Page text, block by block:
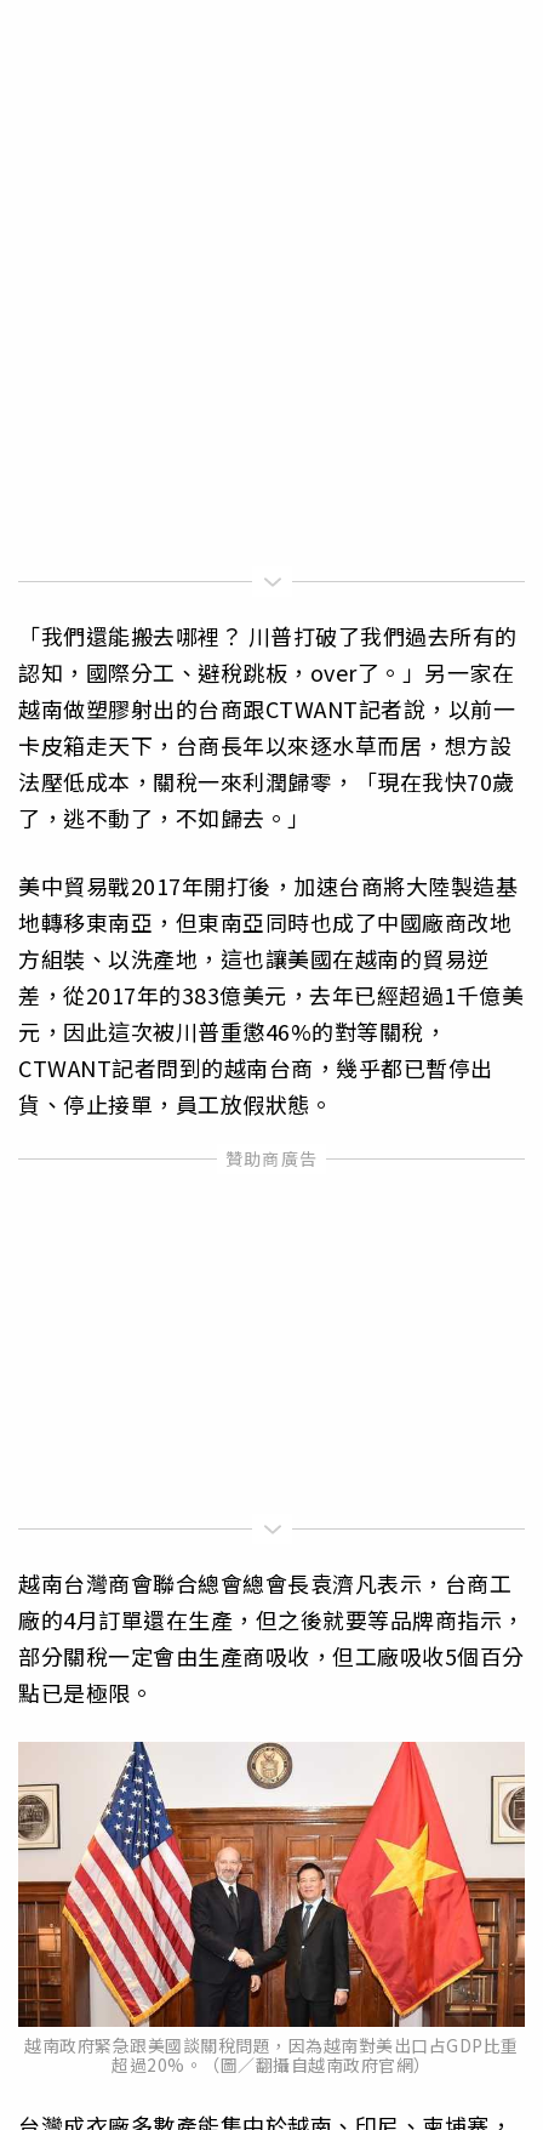
「我們還能搬去哪裡？ 川普打破了我們過去所有的
認知，國際分工、避稅跳板，over了。」另一家在
越南做塑膠射出的台商跟CTWANT記者說，以前一
卡皮箱走天下，台商長年以來逐水草而居，想方設
法壓低成本，關稅一來利潤歸零，「現在我快70歲
了，逃不動了，不如歸去。」
美中貿易戰2017年開打後，加速台商將大陸製造基
地轉移東南亞，但東南亞同時也成了中國廠商改地
方組裝、以洗產地，這也讓美國在越南的貿易逆
差，從2017年的383億美元，去年已經超過1千億美
元，因此這次被川普重懲46%的對等關稅，
CTWANT記者問到的越南台商，幾乎都已暫停出
貨、停止接單，員工放假狀態。
越南台灣商會聯合總會總會長袁濟凡表示，台商工
廠的4月訂單還在生產，但之後就要等品牌商指示，
部分關稅一定會由生產商吸收，但工廠吸收5個百分
點已是極限。
越南政府緊急跟美國談關稅問題，因為越南對美出口占GDP比重
超過20%。（圖／翻攝自越南政府官網）